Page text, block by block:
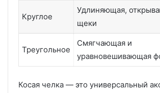
Круглое
Удлиняющая,
щеки
Треугольное
Смягчающая и
уравновешивающая
Косая челка — это универсальный